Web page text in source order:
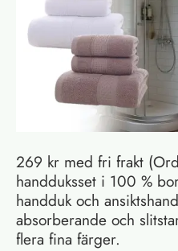
269 kr med fri frakt
handduksset i 100 %
handduk och
absorberande och
flera fina färger.